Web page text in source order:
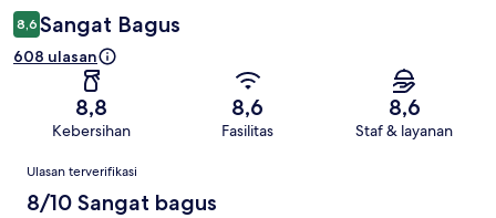
8,6 Sangat Bagus
608 ulasan
8,8
Kebersihan
8,6
Fasilitas
8,6
Staf & layanan
Ulasan
Ulasan terverifikasi
8/10 Sangat bagus